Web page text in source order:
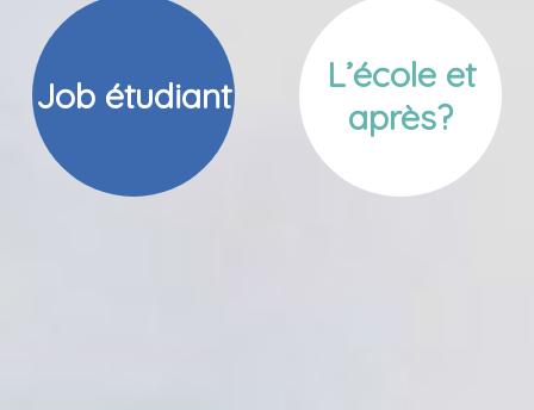
Job étudiant
L’école et
après?